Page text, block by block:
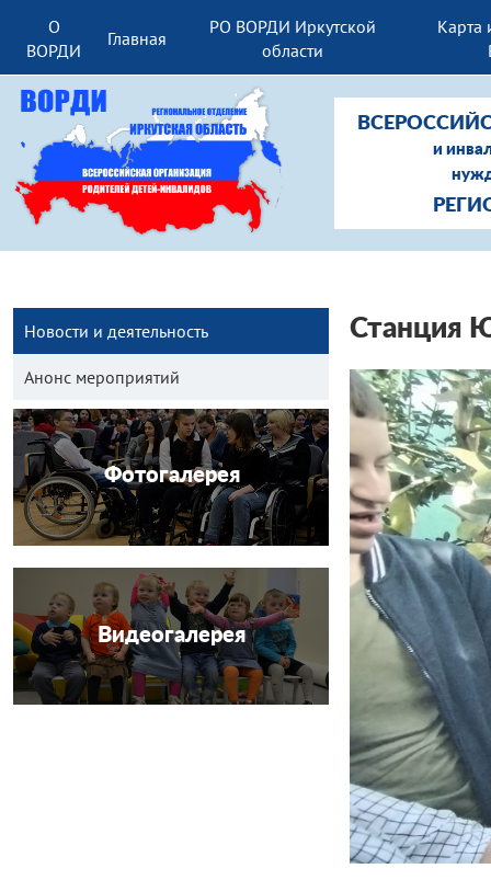
О
ВОРДИ
Главная
РО ВОРДИ Иркутской
области
Карта
и
Новости и деятельность
Анонс мероприятий
Фотогалерея
Видеогалерея
Станция